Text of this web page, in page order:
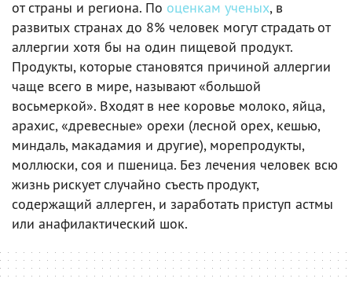
от страны и региона. По оценкам ученых, в
развитых странах до 8% человек могут страдать от
аллергии хотя бы на один пищевой продукт.
Продукты, которые становятся причиной аллергии
чаще всего в мире, называют «большой
восьмеркой». Входят в нее коровье молоко, яйца,
арахис, «древесные» орехи (лесной орех, кешью,
миндаль, макадамия и другие), морепродукты,
моллюски, соя и пшеница. Без лечения человек всю
жизнь рискует случайно съесть продукт,
содержащий аллерген, и заработать приступ астмы
или анафилактический шок.